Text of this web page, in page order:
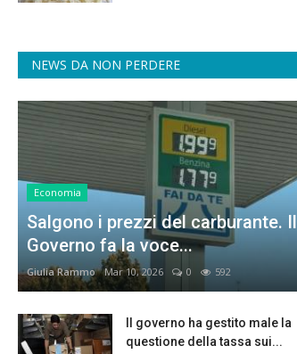
NEWS DA NON PERDERE
Economia
Salgono i prezzi del carburante. Il
Governo fa la voce...
Giulia Rammo Mar 10, 2026 0 592
Il governo ha gestito male la
questione della tassa sui...